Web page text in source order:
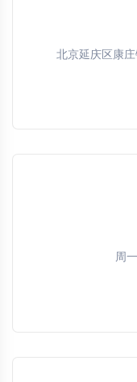
北京延庆区康
周